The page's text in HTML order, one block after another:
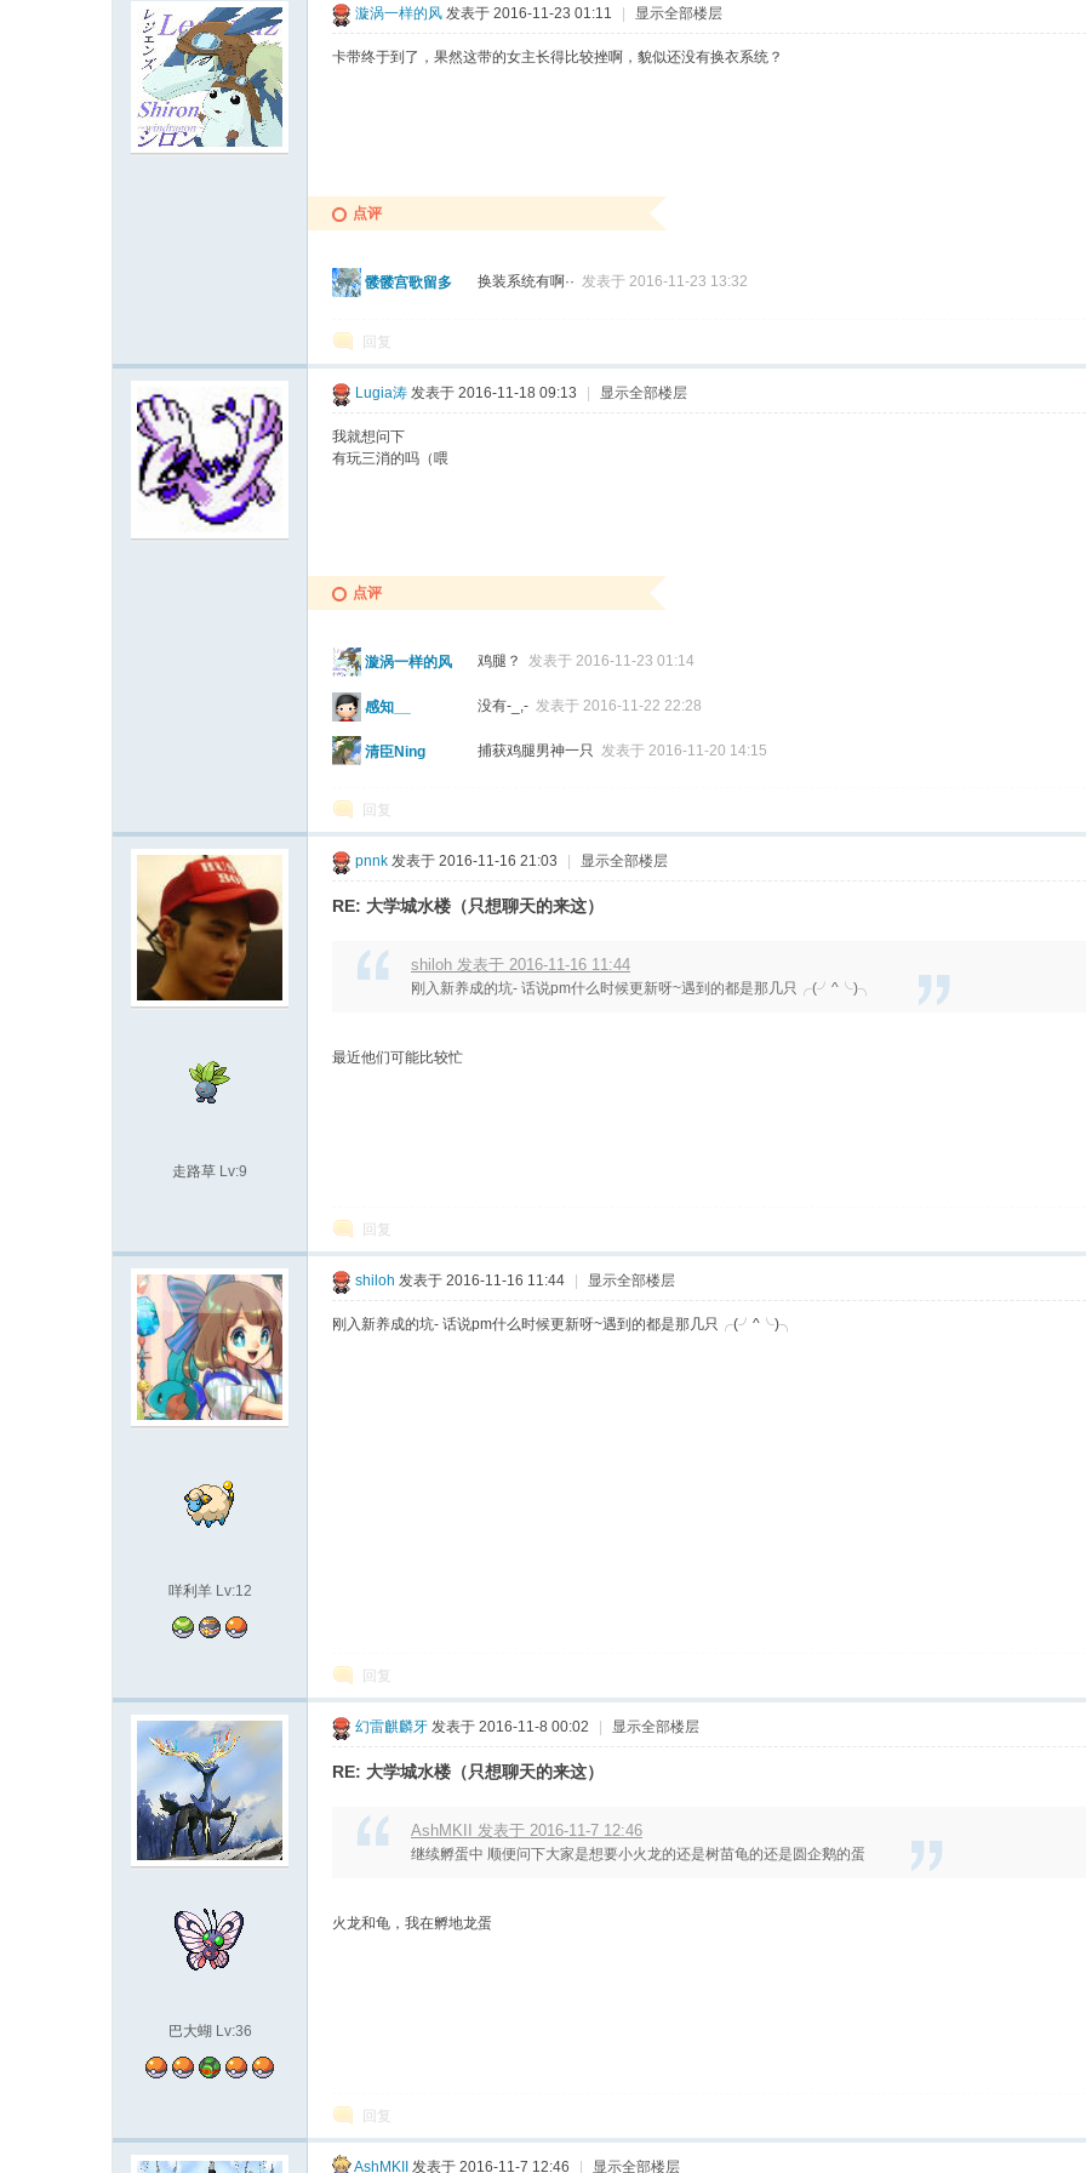
漩涡一样的风 发表于 2016-11-23 01:11 | 显示全部楼层
卡带终于到了，果然这带的女主长得比较挫啊，貌似还没有换衣系统？
点评
髅髅宫歌留多 换装系统有啊·· 发表于 2016-11-23 13:32
回复
Lugia涛 发表于 2016-11-18 09:13 | 显示全部楼层
我就想问下
有玩三消的吗（喂
点评
漩涡一样的风 鸡腿？ 发表于 2016-11-23 01:14
感知__ 没有-_,- 发表于 2016-11-22 22:28
清臣Ning 捕获鸡腿男神一只 发表于 2016-11-20 14:15
回复
走路草 Lv:9
pnnk 发表于 2016-11-16 21:03 | 显示全部楼层
RE: 大学城水楼（只想聊天的来这）
shiloh 发表于 2016-11-16 11:44
刚入新养成的坑- 话说pm什么时候更新呀~遇到的都是那几只╭(╯^╰)╮
最近他们可能比较忙
回复
咩利羊Lv:12
shiloh 发表于 2016-11-16 11:44 | 显示全部楼层
刚入新养成的坑- 话说pm什么时候更新呀~遇到的都是那几只╭(╯^╰)╮
回复
巴大蝴 Lv:36
幻雷麒麟牙 发表于 2016-11-8 00:02 | 显示全部楼层
RE: 大学城水楼（只想聊天的来这）
AshMKII 发表于 2016-11-7 12:46
继续孵蛋中 顺便问下大家是想要小火龙的还是树苗龟的还是圆企鹅的蛋
火龙和龟，我在孵地龙蛋
回复
AshMKII 发表于 2016-11-7 12:46 | 显示全部楼层